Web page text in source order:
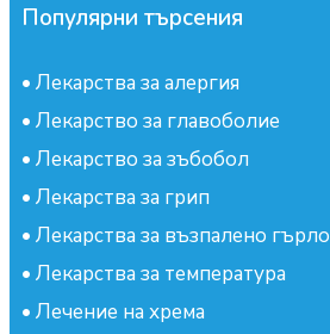
Популярни търсения
• Лекарства за алергия
• Лекарство за главоболие
• Лекарство за зъбобол
• Лекарства за грип
• Лекарства за възпалено гърло
• Лекарства за температура
• Лечение на хрема